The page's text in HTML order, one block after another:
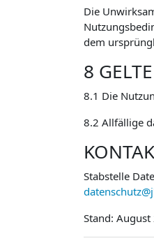
Die
dem
8
8.1 Die
8.2 Allfällige
Stabstelle
Stand: August